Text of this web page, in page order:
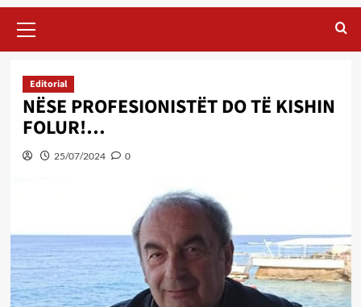
Menu
Editorial
NËSE PROFESIONISTËT DO TË KISHIN
FOLUR!…
25/07/2024 0